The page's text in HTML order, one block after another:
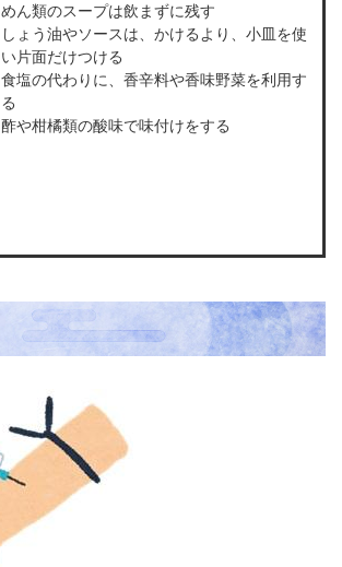
めん類のスープは飲まずに残す
しょう油やソースは、かけるより、小皿を使
い片面だけつける
食塩の代わりに、香辛料や香味野菜を利用す
る
酢や柑橘類の酸味で味付けをする